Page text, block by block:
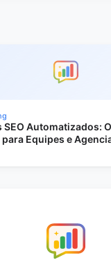
SEO Automatizados:
Equipes e